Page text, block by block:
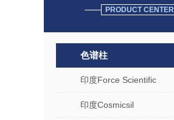
PRODUCT CENTER
色谱柱
印度Force Scientific
印度Cosmicsil